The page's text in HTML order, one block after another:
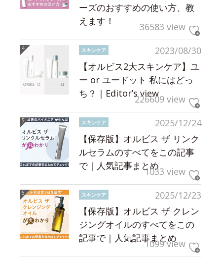
ーズのおすすめの使い方、教
えます！
36583 view
2023/08/30
スキンケア
【オルビス2大スキンケア】ユ
ー or ユードット 私にはどっ
ち？｜Editor’s view226609 view
2025/12/24
スキンケア
【保存版】オルビス ザ リンク
ルセラムのすべてをこの記事
で｜人気記事まとめ1033 view
2025/12/23
スキンケア
【保存版】オルビス ザ クレン
ジングオイルのすべてをこの
記事で｜人気記事まとめ
1099 view